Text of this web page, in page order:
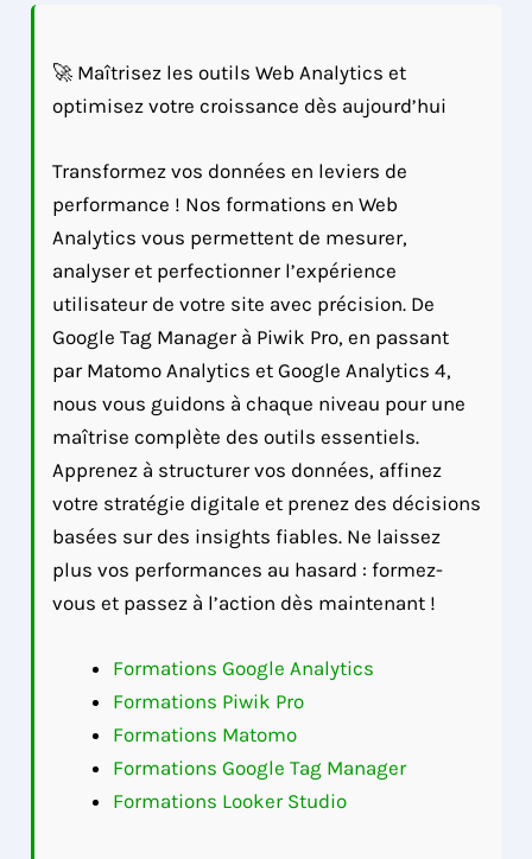
🚀 Maîtrisez les outils Web Analytics et
optimisez votre croissance dès aujourd’hui
Transformez vos données en leviers de
performance ! Nos formations en Web
Analytics vous permettent de mesurer,
analyser et perfectionner l’expérience
utilisateur de votre site avec précision. De
Google Tag Manager à Piwik Pro, en passant
par Matomo Analytics et Google Analytics 4,
nous vous guidons à chaque niveau pour une
maîtrise complète des outils essentiels.
Apprenez à structurer vos données, affinez
votre stratégie digitale et prenez des décisions
basées sur des insights fiables. Ne laissez
plus vos performances au hasard : formez-
vous et passez à l’action dès maintenant !
Formations Google Analytics
Formations Piwik Pro
Formations Matomo
Formations Google Tag Manager
Formations Looker Studio